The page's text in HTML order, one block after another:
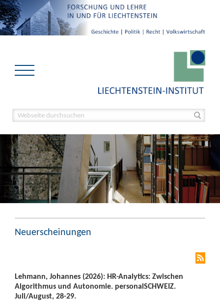
Neuerscheinungen
Lehmann, Johannes (2026): HR-Analytics: Zwischen
Algorithmus und Autonomie. personalSCHWEIZ.
Juli/August, 28-29.